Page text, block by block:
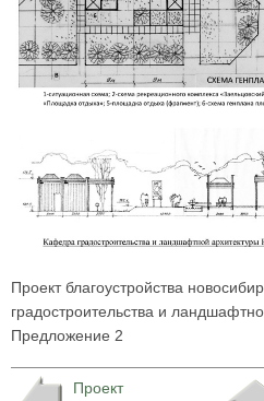
Проект благоустройства
градостроительства и
Предложение 2
Проект